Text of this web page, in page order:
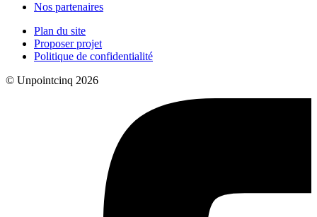
Nos partenaires
Plan du site
Proposer projet
Politique de confidentialité
© Unpointcinq 2026